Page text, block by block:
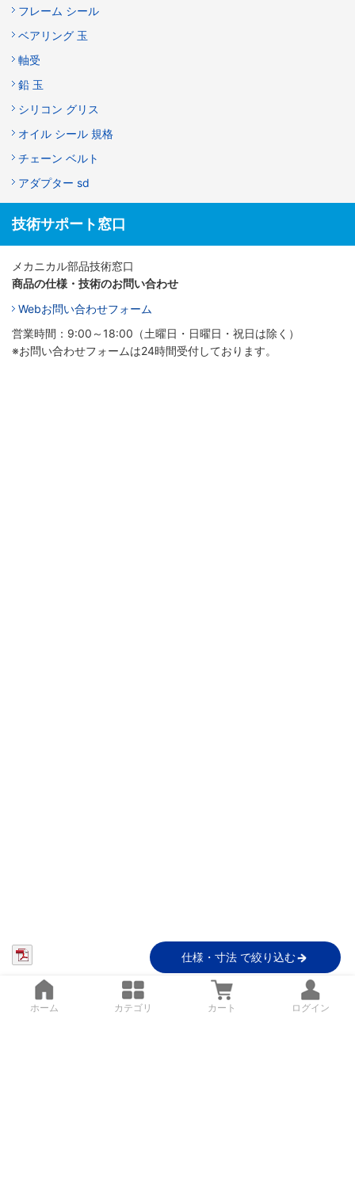
フレーム シール
ベアリング 玉
軸受
鉛 玉
シリコン グリス
オイル シール 規格
チェーン ベルト
アダプター sd
技術サポート窓口
メカニカル部品技術窓口
商品の仕様・技術のお問い合わせ
Webお問い合わせフォーム
営業時間：9:00～18:00（土曜日・日曜日・祝日は除く）
※お問い合わせフォームは24時間受付しております。
仕様・寸法 で絞り込む
ホーム カテゴリ カート ログイン